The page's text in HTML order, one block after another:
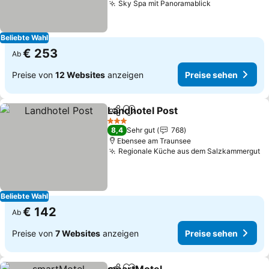
Beliebte Wahl
Sky Spa mit Panoramablick
Ab € 253
Preise von 12 Websites anzeigen Preise sehen
Beliebte Wahl
TeilenZu Favoriten hinzufügen
Landhotel Post
3 Sterne
8,4 Sehr gut
768
Ebensee am Traunsee
Regionale Küche aus dem Salzkammergut
Ab € 142
Preise von 7 Websites anzeigen Preise sehen